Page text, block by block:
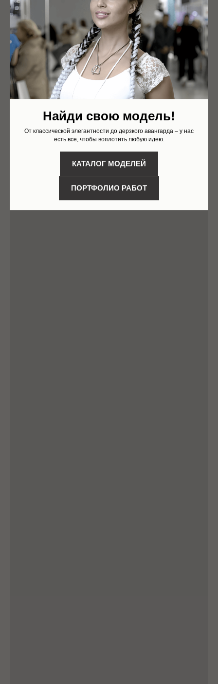
Найди свою модель!
От классической элегантности до дерзкого авангарда – у нас
есть все, чтобы воплотить любую идею.
КАТАЛОГ МОДЕЛЕЙ
ПОРТФОЛИО РАБОТ